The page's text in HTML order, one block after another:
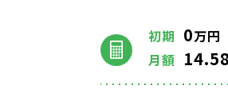
初期 0万円
月額 14.58